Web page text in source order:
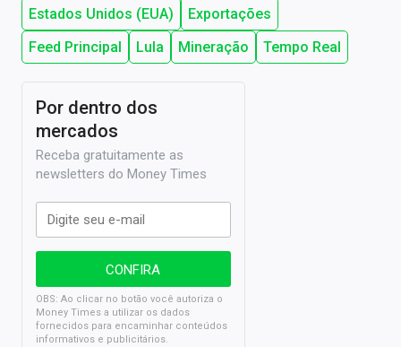
Estados Unidos (EUA)
Exportações
Feed Principal
Lula Mineração Tempo Real
Por dentro dos
mercados
Receba gratuitamente as
newsletters do Money Times
OBS: Ao clicar no botão você autoriza o
Money Times a utilizar os dados
fornecidos para encaminhar conteúdos
informativos e publicitários.